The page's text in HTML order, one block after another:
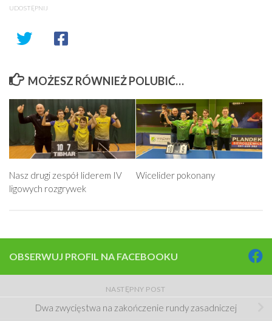
UDOSTĘPNIJ
MOŻESZ RÓWNIEŻ POLUBIĆ…
Nasz drugi zespół liderem IV
ligowych rozgrywek
Wicelider pokonany
OBSERWUJ PROFIL NA FACEBOOKU
NASTĘPNY POST
Dwa zwycięstwa na zakończenie rundy zasadniczej